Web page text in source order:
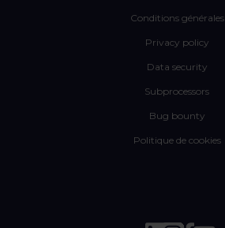
Conditions générales
Privacy policy
Data security
Subprocessors
Bug bounty
Politique de cookies